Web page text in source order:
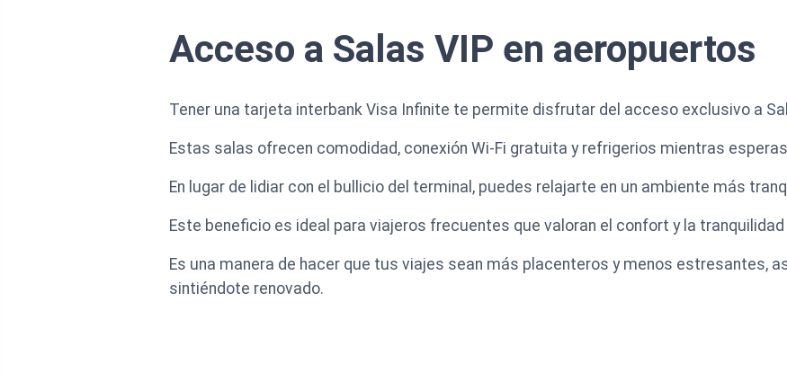
Acceso a Salas VIP en aeropuertos
Tener una tarjeta interbank Visa Infinite te permite disfrutar del acceso exclusivo a
Estas salas ofrecen comodidad, conexión Wi-Fi gratuita y refrigerios mientras
En lugar de lidiar con el bullicio del terminal, puedes relajarte en un ambiente más
Este beneficio es ideal para viajeros frecuentes que valoran el confort y la
Es una manera de hacer que tus viajes sean más placenteros y menos estresantes,
sintiéndote renovado.